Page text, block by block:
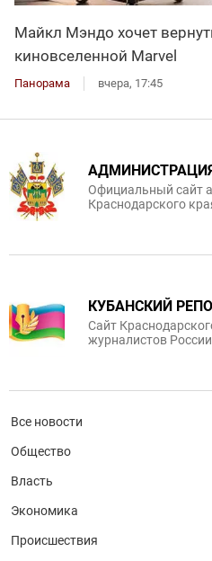
Майкл Мэндо хочет
киновселенной Marvel
Панорама вчера, 17:45
Официальный сайт
Краснодарского
КУБАНСКИЙ
Сайт
журналистов России
Все новости
Общество
Власть
Экономика
Происшествия